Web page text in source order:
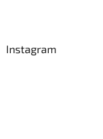
Instagram